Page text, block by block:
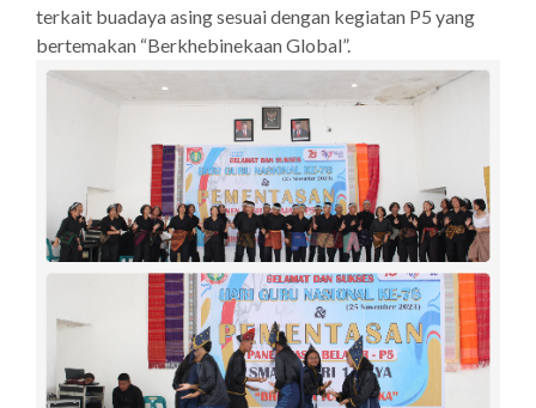
terkait buadaya asing sesuai dengan kegiatan P5 yang
bertemakan “Berkhebinekaan Global”.